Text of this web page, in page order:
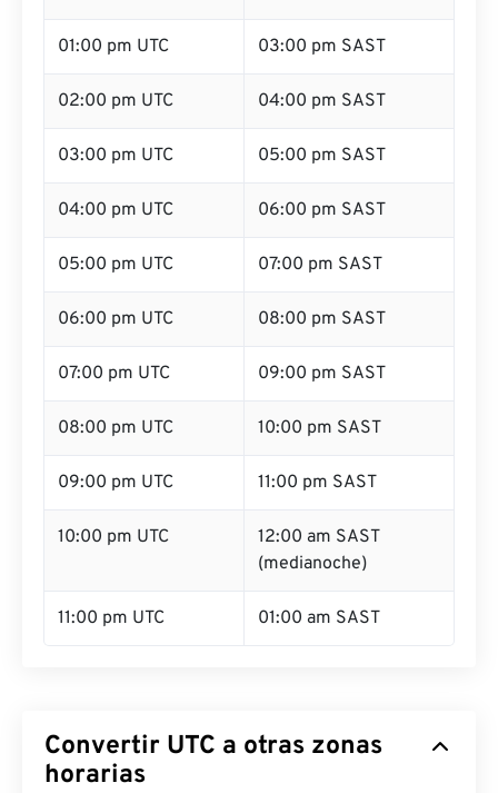
01:00 pm UTC 03:00 pm SAST
02:00 pm UTC 04:00 pm SAST
03:00 pm UTC 05:00 pm SAST
04:00 pm UTC 06:00 pm SAST
05:00 pm UTC 07:00 pm SAST
06:00 pm UTC 08:00 pm SAST
07:00 pm UTC 09:00 pm SAST
08:00 pm UTC 10:00 pm SAST
09:00 pm UTC 11:00 pm SAST
10:00 pm UTC
12:00 am SAST
(medianoche)
11:00 pm UTC 01:00 am SAST
Convertir UTC a otras zonas
horarias